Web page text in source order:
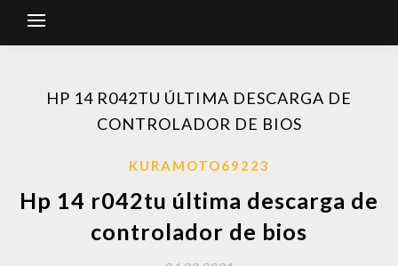
HP 14 R042TU ÚLTIMA DESCARGA DE
CONTROLADOR DE BIOS
KURAMOTO69223
Hp 14 r042tu última descarga de
controlador de bios